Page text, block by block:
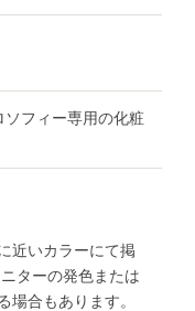
フィー専用の化粧
近いカラーにて掲
ターの発色または
場合もあります。